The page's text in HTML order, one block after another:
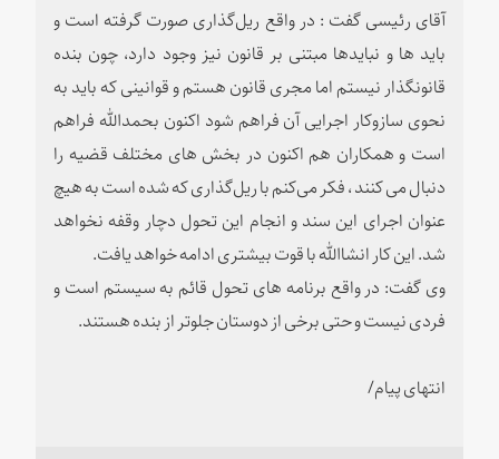
آقای رئیسی گفت : در واقع ریل‌گذاری صورت گرفته است و
باید ها و نبایدها مبتنی بر قانون نیز وجود دارد، چون بنده
قانونگذار نیستم اما مجری قانون هستم و قوانینی که باید به
نحوی سازوکار اجرایی آن فراهم شود اکنون بحمدالله فراهم
است و همکاران هم اکنون در بخش های مختلف قضیه را
دنبال می کنند ، فکر می‌کنم با ریل‌گذاری که شده است به هیچ
عنوان اجرای این سند و انجام این تحول دچار وقفه نخواهد
شد. این کار انشاالله با قوت بیشتری ادامه خواهد یافت.
وی گفت: در واقع برنامه های تحول قائم به سیستم است و
فردی نیست و حتی برخی از دوستان جلوتر از بنده هستند.
انتهای پیام/